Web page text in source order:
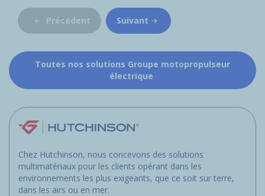
Précédent Suivant
Toutes nos solutions Groupe motopropulseur
électrique
Chez Hutchinson, nous concevons des solutions
multimatériaux pour les clients opérant dans les
environnements les plus exigeants, que ce soit sur terre,
dans les airs ou en mer.